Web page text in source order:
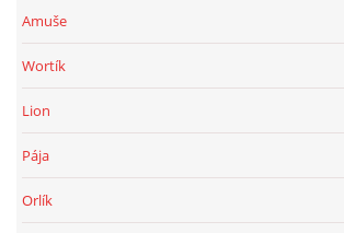
Amuše
Wortík
Lion
Pája
Orlík